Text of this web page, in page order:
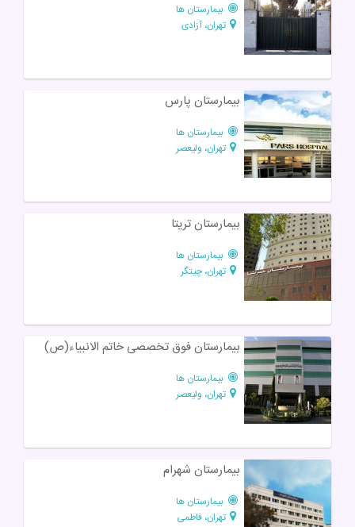
بیمارستان ها
تهران، آزادی
بیمارستان پارس
بیمارستان ها
تهران، ولیعصر
بیمارستان تریتا
بیمارستان ها
تهران، چیتگر
بیمارستان فوق تخصصی خاتم الانبیاء(ص)
بیمارستان ها
تهران، ولیعصر
بیمارستان شهرام
بیمارستان ها
تهران، فاطمی